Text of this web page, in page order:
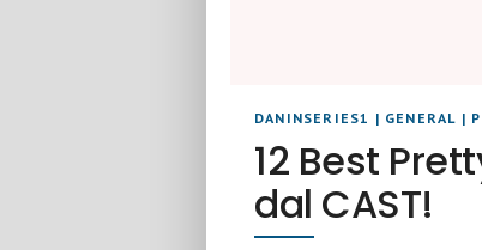
DANINSERIES1 | GENERAL |
12 Best
dal CAST!